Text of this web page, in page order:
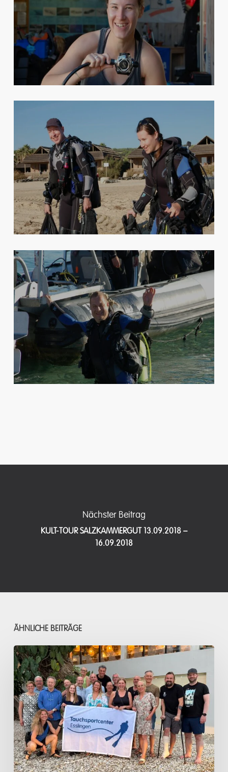
Nächster Beitrag
KULT-TOUR SALZKAMMERGUT 13.09.2018 –
16.09.2018
ÄHNLICHE BEITRÄGE
Acacia
Resort,
Anilao/Philippinen
12.03.2026
–
28.03.2026